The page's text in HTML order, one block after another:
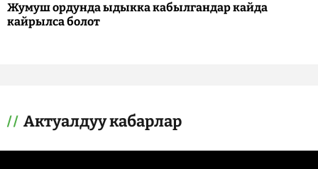
Жумуш ордунда ыдыкка кабылгандар кайда
кайрылса болот
Актуалдуу кабарлар